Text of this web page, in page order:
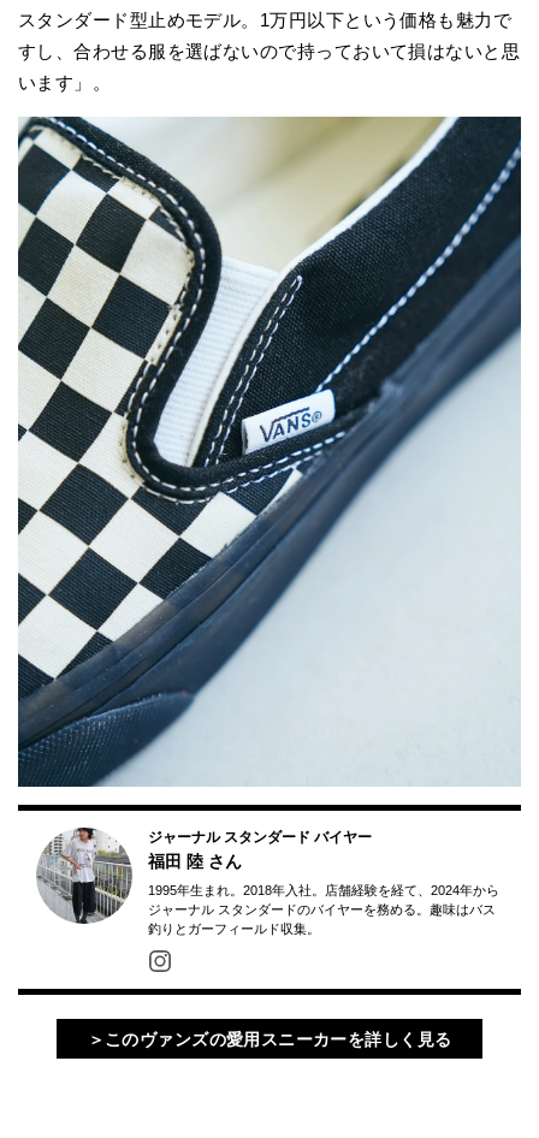
スタンダード型止めモデル。1万円以下という価格も魅力で
すし、合わせる服を選ばないので持っておいて損はないと思
います」。
ジャーナル スタンダード バイヤー
福田 陸 さん
1995年生まれ。2018年入社。店舗経験を経て、2024年から
ジャーナル スタンダードのバイヤーを務める。趣味はバス
釣りとガーフィールド収集。
＞このヴァンズの愛用スニーカーを詳しく見る